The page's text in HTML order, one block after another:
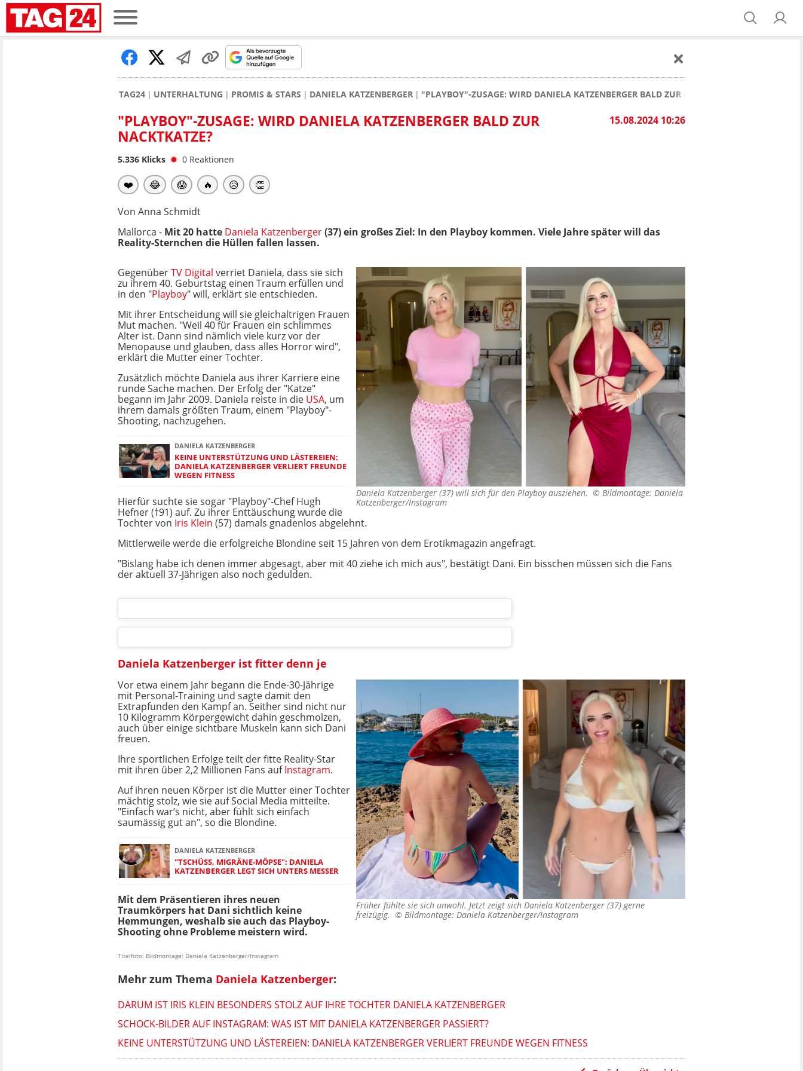
TAG24 UNTERHALTUNG PROMIS & STARS DANIELA KATZENBERGER "PLAYBOY"-ZUSAGE: WIRD DANIELA KATZENBERGER BALD ZUR NACKTKATZE?
15.08.2024 10:26
"PLAYBOY"-ZUSAGE: WIRD DANIELA KATZENBERGER BALD ZUR
NACKTKATZE?
5.336 Klicks 0 Reaktionen
❤️ 😂 😱 🔥 😥 👏
Von Anna Schmidt
Mallorca - Mit 20 hatte Daniela Katzenberger(37) ein großes Ziel: In den Playboy kommen. Viele Jahre später will das
Reality-Sternchen die Hüllen fallen lassen.
Daniela Katzenberger (37) will sich für den Playboy ausziehen. © Bildmontage: Daniela
Katzenberger/Instagram
GegenüberTV Digital verriet Daniela, dass sie sich
zu ihrem 40. Geburtstag einen Traum erfüllen und
in den "Playboy" will, erklärt sie entschieden.
Mit ihrer Entscheidung will sie gleichaltrigen Frauen
Mut machen. "Weil 40 für Frauen ein schlimmes
Alter ist. Dann sind nämlich viele kurz vor der
Menopause und glauben, dass alles Horror wird",
erklärt die Mutter einer Tochter.
Zusätzlich möchte Daniela aus ihrer Karriere eine
runde Sache machen. Der Erfolg der "Katze"
begann im Jahr 2009. Daniela reiste in die USA, um
ihrem damals größten Traum, einem "Playboy"-
Shooting, nachzugehen.
DANIELA KATZENBERGER
KEINE UNTERSTÜTZUNG UND LÄSTEREIEN:
DANIELA KATZENBERGER VERLIERT FREUNDE
WEGEN FITNESS
Hierfür suchte sie sogar "Playboy"-Chef Hugh
Hefner (†91) auf. Zu ihrer Enttäuschung wurde die
Tochter von Iris Klein (57) damals gnadenlos abgelehnt.
Mittlerweile werde die erfolgreiche Blondine seit 15 Jahren von dem Erotikmagazin angefragt.
"Bislang habe ich denen immer abgesagt, aber mit 40 ziehe ich mich aus", bestätigt Dani. Ein bisschen müssen sich die Fans
der aktuell 37-Jährigen also noch gedulden.
Daniela Katzenberger ist fitter denn je
Früher fühlte sie sich unwohl. Jetzt zeigt sich Daniela Katzenberger (37) gerne
freizügig. © Bildmontage: Daniela Katzenberger/Instagram
Vor etwa einem Jahr begann die Ende-30-Jährige
mit Personal-Training und sagte damit den
Extrapfunden den Kampf an. Seither sind nicht nur
10 Kilogramm Körpergewicht dahin geschmolzen,
auch über einige sichtbare Muskeln kann sich Dani
freuen.
Ihre sportlichen Erfolge teilt der fitte Reality-Star
mit ihren über 2,2 Millionen Fans aufInstagram.
Auf ihren neuen Körper ist die Mutter einer Tochter
mächtig stolz, wie sie auf Social Media mitteilte.
"Einfach war’s nicht, aber fühlt sich einfach
saumässig gut an", so die Blondine.
DANIELA KATZENBERGER
"TSCHÜSS, MIGRÄNE-MÖPSE": DANIELA
KATZENBERGER LEGT SICH UNTERS MESSER
Mit dem Präsentieren ihres neuen
Traumkörpers hat Dani sichtlich keine
Hemmungen, weshalb sie auch das Playboy-
Shooting ohne Probleme meistern wird.
Titelfoto: Bildmontage: Daniela Katzenberger/Instagram
Mehr zum Thema Daniela Katzenberger:
DARUM IST IRIS KLEIN BESONDERS STOLZ AUF IHRE TOCHTER DANIELA KATZENBERGER
SCHOCK-BILDER AUF INSTAGRAM: WAS IST MIT DANIELA KATZENBERGER PASSIERT?
KEINE UNTERSTÜTZUNG UND LÄSTEREIEN: DANIELA KATZENBERGER VERLIERT FREUNDE WEGEN FITNESS